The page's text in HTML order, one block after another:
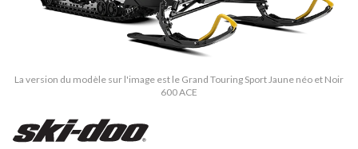
La version du modèle sur l'image est le Grand Touring Sport Jaune néo et Noir
600 ACE